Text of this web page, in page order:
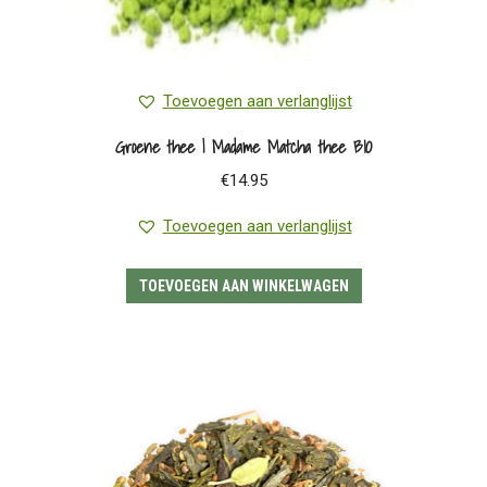
Toevoegen aan verlanglijst
Groene thee | Madame Matcha thee BIO
€14.95
Toevoegen aan verlanglijst
TOEVOEGEN AAN WINKELWAGEN